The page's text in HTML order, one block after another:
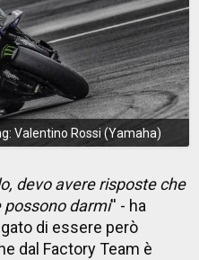
Valentino Rossi (Yamaha)
devo avere risposte che
possono darmi'' - ha
di essere però
dal Factory Team è